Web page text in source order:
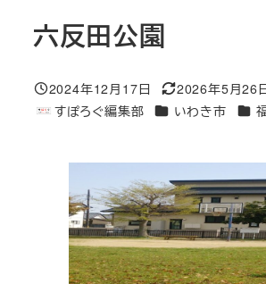
六反田公園
投稿日
2024年12月17日
更新日
2026年5月26
著
すぽろぐ編集部 エリアいわき市 エリ